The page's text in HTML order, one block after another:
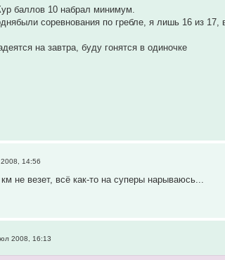
баллов 10 набрал минимум.
соревнования по гребле, я лишь 16 из
на завтра, буду гонятся в одиночке
14:56
не везет, всё как-то на суперы нарываюсь...
2008, 16:13